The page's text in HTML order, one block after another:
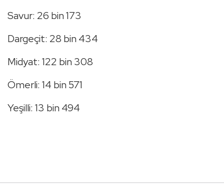
Savur: 26 bin 173
Dargeçit: 28 bin 434
Midyat: 122 bin 308
Ömerli: 14 bin 571
Yeşilli: 13 bin 494